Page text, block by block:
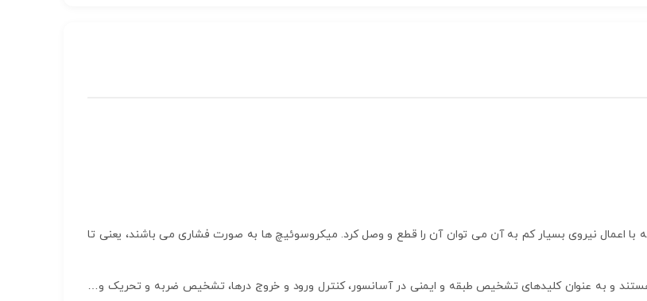
با اعمال نیروی بسیار کم به آن می توان آن را قطع و وصل کرد. میکروسوئیچ ها به صورت فشاری می باشند، یعنی تا
هستند و به عنوان کلیدهای تشخیص طبقه و ایمنی در آسانسور، کنترل ورود و خروج درها، تشخیص ضربه و تحریک و…